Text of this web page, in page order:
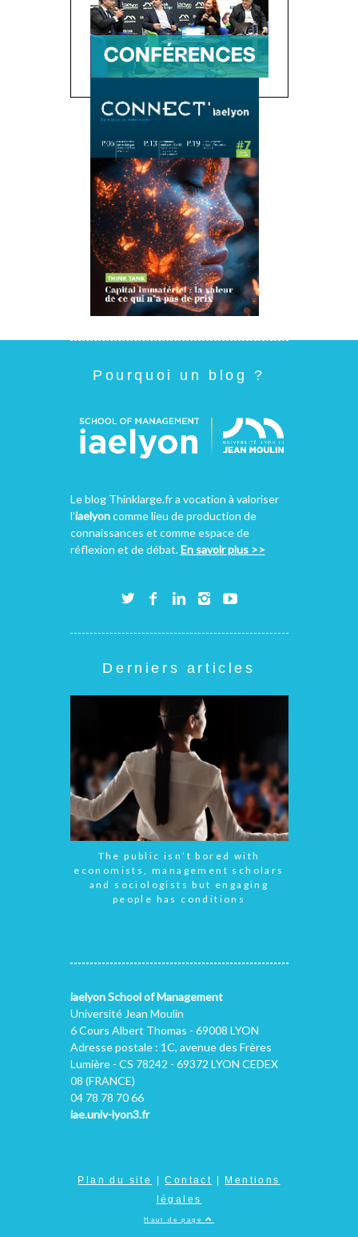
Pourquoi un blog ?
Le blog Thinklarge.fr a vocation à valoriser
l’iaelyoncomme lieu de production de
connaissances et comme espace de
réflexion et de débat.En savoir plus >>
Derniers articles
The public isn’t bored with
economists, management scholars
and sociologists but engaging
people has conditions
iaelyon School of Management
Université Jean Moulin
6 Cours Albert Thomas - 69008 LYON
Adresse postale : 1C, avenue des Frères
Lumière - CS 78242 - 69372 LYON CEDEX
08 (FRANCE)
04 78 78 70 66
iae.univ-lyon3.fr
Plan du site |Contact
Mentions
légales
Haut de page